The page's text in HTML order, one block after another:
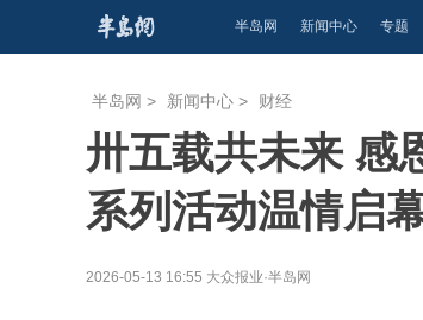
半岛网 新闻中心 专题
半岛网 > 新闻中心 > 财经
卅五载共未来
系列活动温情启
2026-05-13 16:55 大众报业·半岛网